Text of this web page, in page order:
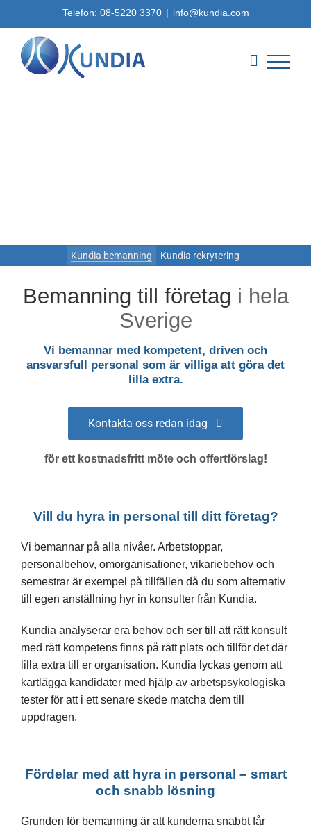
till
innehållet
Telefon: 08-5220 3370 | info@kundia.com
Kundia bemanning Kundia rekrytering
Bemanning till företag i hela
Sverige
Vi bemannar med kompetent, driven och
ansvarsfull personal som är villiga att göra det
lilla extra.
Kontakta oss redan idag
för ett kostnadsfritt möte och offertförslag!
Vill du hyra in personal till ditt företag?
Vi bemannar på alla nivåer. Arbetstoppar,
personalbehov, omorganisationer, vikariebehov och
semestrar är exempel på tillfällen då du som alternativ
till egen anställning hyr in konsulter från Kundia.
Kundia analyserar era behov och ser till att rätt konsult
med rätt kompetens finns på rätt plats och tillför det där
lilla extra till er organisation. Kundia lyckas genom att
kartlägga kandidater med hjälp av arbetspsykologiska
tester för att i ett senare skede matcha dem till
uppdragen.
Fördelar med att hyra in personal – smart
och snabb lösning
Grunden för bemanning är att kunderna snabbt får